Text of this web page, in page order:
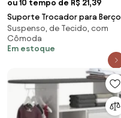
ou 10 tempo de R$ 21,39
Suporte Trocador para Berço
Americano Cloud Sintético
Bege - Phoenix
Suspenso, de Tecido, com
Cômoda
Em estoque